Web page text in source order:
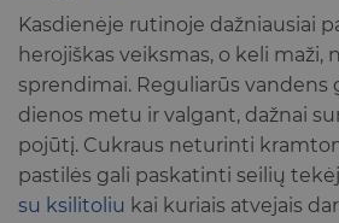
Kasdienėje rutinoje dažniausiai
herojiškas veiksmas, o keli maži,
sprendimai. Reguliarūs vandens
dienos metu ir valgant, dažnai
pojūtį. Cukraus neturinti
pastilės gali paskatinti seilių
su ksilitoliu kai kuriais atvejais